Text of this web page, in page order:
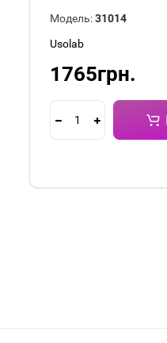
Модель: 31014
Usolab
1765грн.